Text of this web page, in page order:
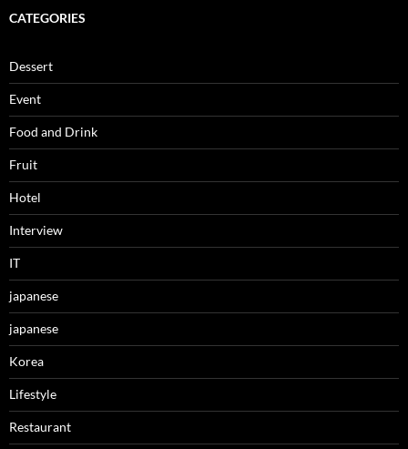
CATEGORIES
Dessert
Event
Food and Drink
Fruit
Hotel
Interview
IT
japanese
japanese
Korea
Lifestyle
Restaurant